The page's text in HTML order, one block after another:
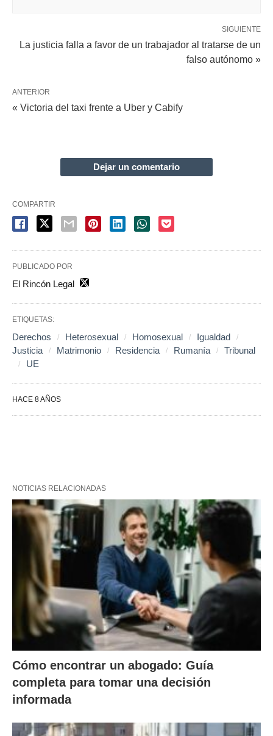
SIGUIENTE
La justicia falla a favor de un trabajador al tratarse de un
falso autónomo »
ANTERIOR
« Victoria del taxi frente a Uber y Cabify
Dejar un comentario
COMPARTIR
PUBLICADO POR
El Rincón Legal
ETIQUETAS:
Derechos Heterosexual Homosexual
Igualdad
Justicia
Matrimonio Residencia Rumanía
Tribunal
UE
HACE 8 AÑOS
NOTICIAS RELACIONADAS
Cómo encontrar un abogado: Guía
completa para tomar una decisión
informada